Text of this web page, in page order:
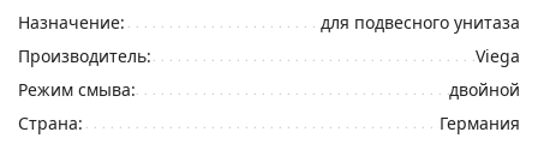
Назначение:
для подвесного унитаза
Производитель:
Viega
Режим смыва:
двойной
Страна:
Германия